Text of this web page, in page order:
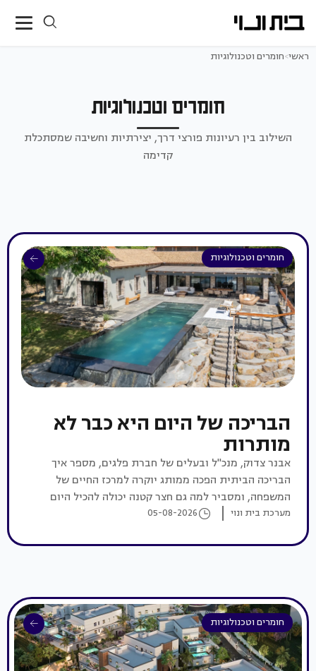
ראשי>חומרים וטכנולוגיות
חומרים וטכנולוגיות
השילוב בין רעיונות פורצי דרך, יצירתיות וחשיבה שמסתכלת
קדימה
חומרים וטכנולוגיות
הבריכה של היום היא כבר לא
מותרות
אבנר צדוק, מנכ"ל ובעלים של חברת פלגים, מספר איך
הבריכה הביתית הפכה ממותג יוקרה למרכז החיים של
המשפחה, ומסביר למה גם חצר קטנה יכולה להכיל היום
בריכה מקצועית לכל דבר
מערכת בית ונוי 05-08-2026
חומרים וטכנולוגיות